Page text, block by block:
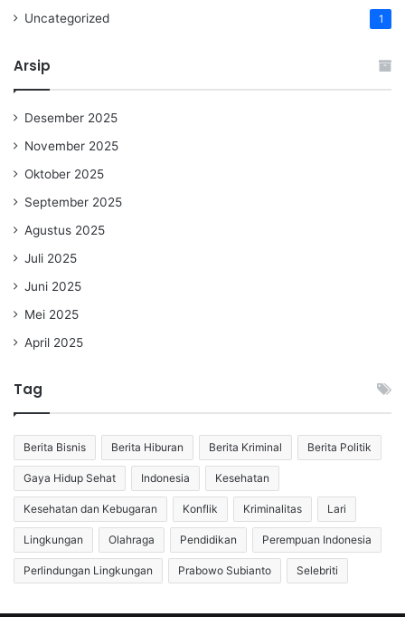
Uncategorized 1
Arsip
Desember 2025
November 2025
Oktober 2025
September 2025
Agustus 2025
Juli 2025
Juni 2025
Mei 2025
April 2025
Tag
Berita Bisnis Berita Hiburan Berita Kriminal Berita Politik
Gaya Hidup Sehat Indonesia Kesehatan
Kesehatan dan Kebugaran Konflik Kriminalitas Lari
Lingkungan Olahraga Pendidikan Perempuan Indonesia
Perlindungan Lingkungan Prabowo Subianto Selebriti